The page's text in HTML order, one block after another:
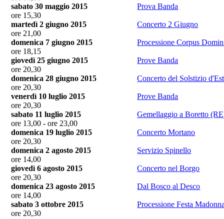
sabato 30 maggio 2015
ore 15,30
Prova Banda
martedì 2 giugno 2015
ore 21,00
Concerto 2 Giugno
domenica 7 giugno 2015
ore 18,15
Processione Corpus
giovedì 25 giugno 2015
ore 20,30
Prove Banda
domenica 28 giugno 2015
ore 20,30
Concerto del Solstizio
venerdì 10 luglio 2015
ore 20,30
Prove Banda
sabato 11 luglio 2015
ore 13,00 - ore 23,00
Gemellaggio a Boretto
domenica 19 luglio 2015
ore 20,30
Concerto Mortano
domenica 2 agosto 2015
ore 14,00
Servizio Spinello
giovedì 6 agosto 2015
ore 20,30
Concerto nel Borgo
domenica 23 agosto 2015
ore 14,00
Dal Bosco al Desco
sabato 3 ottobre 2015
ore 20,30
Processione Festa